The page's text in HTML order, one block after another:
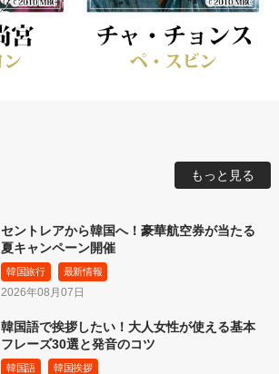
もっと見る
セントレアから韓国へ！豪華航空券が当たる
夏キャンペーン開催
韓国旅行 最新情報
2026年08月07日
韓国語で挨拶したい！大人女性が使える基本
フレーズ30選と発音のコツ
韓国語 韓国挨拶